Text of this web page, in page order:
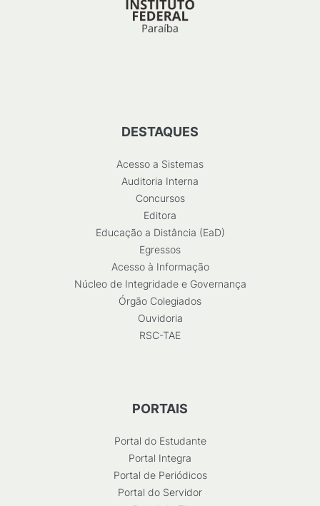
DESTAQUES
Acesso a Sistemas
Auditoria Interna
Concursos
Editora
Educação a Distância (EaD)
Egressos
Acesso à Informação
Núcleo de Integridade e Governança
Órgão Colegiados
Ouvidoria
RSC-TAE
PORTAIS
Portal do Estudante
Portal Integra
Portal de Periódicos
Portal do Servidor